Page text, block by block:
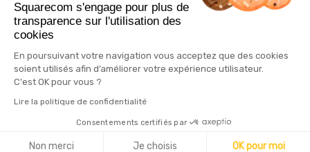
communication à Neufchâteau.
Mentions légales Politique de confidentitalité
Squarecom s'engage pour plus de
transparence sur l'utilisation des
cookies
En poursuivant votre navigation vous acceptez que des cookies
soient utilisés afin d’améliorer votre expérience utilisateur.
C'est OK pour vous ?
Lire la politique de confidentialité
Consentements certifiés par
Non merci Je choisis OK pour moi